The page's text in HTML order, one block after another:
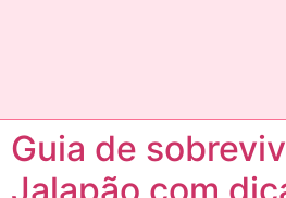
Guia de
Jalapão com